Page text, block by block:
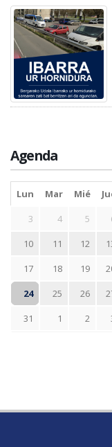
Agenda
Lun Mar Mié
3
4 5
10
11 12
17
18 19
24
25 26
31
1 2